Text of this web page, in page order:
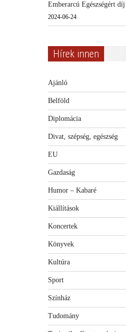
Emberarcú Egészségért
2024-06-24
Hírek innen
Ajánló
Belföld
Diplomácia
Divat, szépség, egészség
EU
Gazdaság
Humor – Kabaré
Kiállítások
Koncertek
Könyvek
Kultúra
Sport
Színház
Tudomány